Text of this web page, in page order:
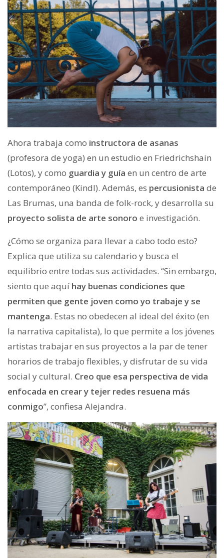
Ahora trabaja como instructora de asanas
(profesora de yoga) en un estudio en Friedrichshain
(Lotos), y como guardia y guía en un centro de arte
contemporáneo (Kindl). Además, es percusionista de
Las Brumas, una banda de folk-rock, y desarrolla su
proyecto solista de arte sonoro e investigación.
¿Cómo se organiza para llevar a cabo todo esto?
Explica que utiliza su calendario y busca el
equilibrio entre todas sus actividades. “Sin embargo,
siento que aquí hay buenas condiciones que
permiten que gente joven como yo trabaje y se
mantenga. Estas no obedecen al ideal del éxito (en
la narrativa capitalista), lo que permite a los jóvenes
artistas trabajar en sus proyectos a la par de tener
horarios de trabajo flexibles, y disfrutar de su vida
social y cultural. Creo que esa perspectiva de vida
enfocada en crear y tejer redes resuena más
conmigo”, confiesa Alejandra.